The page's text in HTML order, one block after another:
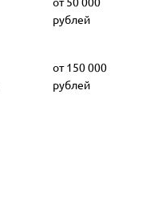
рублей
от 150 000
рублей